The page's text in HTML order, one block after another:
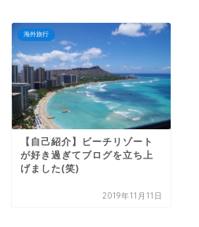
海外旅行
【自己紹介】ビーチリゾート
が好き過ぎてブログを立ち上
げました(笑)
2019年11月11日